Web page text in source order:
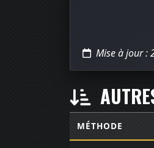
Mise à jour :
MÉTHODE